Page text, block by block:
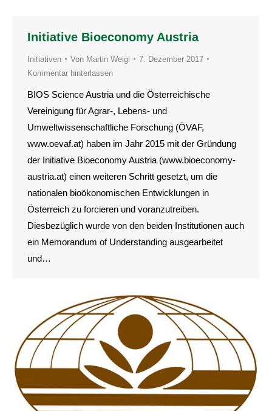
Initiative Bioeconomy Austria
Initiativen Von Martin Weigl
7. Dezember 2017
Kommentar hinterlassen
BIOS Science Austria und die Österreichische
Vereinigung für Agrar-, Lebens- und
Umweltwissenschaftliche Forschung (ÖVAF,
www.oevaf.at) haben im Jahr 2015 mit der Gründung
der Initiative Bioeconomy Austria (www.bioeconomy-
austria.at) einen weiteren Schritt gesetzt, um die
nationalen bioökonomischen Entwicklungen in
Österreich zu forcieren und voranzutreiben.
Diesbezüglich wurde von den beiden Institutionen auch
ein Memorandum of Understanding ausgearbeitet
und…